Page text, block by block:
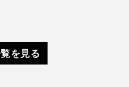
を見る